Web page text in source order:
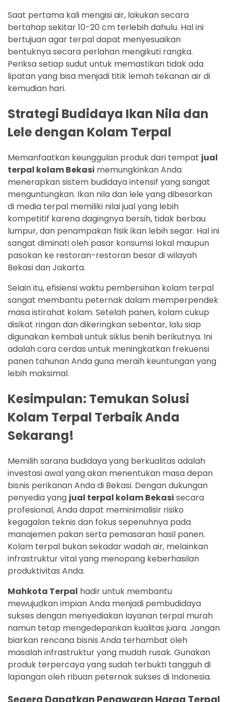
Saat pertama kali mengisi air, lakukan secara
bertahap sekitar 10-20 cm terlebih dahulu. Hal ini
bertujuan agar terpal dapat menyesuaikan
bentuknya secara perlahan mengikuti rangka.
Periksa setiap sudut untuk memastikan tidak ada
lipatan yang bisa menjadi titik lemah tekanan air di
kemudian hari.
Strategi Budidaya Ikan Nila dan
Lele dengan Kolam Terpal
Memanfaatkan keunggulan produk dari tempat jual
terpal kolam Bekasi memungkinkan Anda
menerapkan sistem budidaya intensif yang sangat
menguntungkan. Ikan nila dan lele yang dibesarkan
di media terpal memiliki nilai jual yang lebih
kompetitif karena dagingnya bersih, tidak berbau
lumpur, dan penampakan fisik ikan lebih segar. Hal ini
sangat diminati oleh pasar konsumsi lokal maupun
pasokan ke restoran-restoran besar di wilayah
Bekasi dan Jakarta.
Selain itu, efisiensi waktu pembersihan kolam terpal
sangat membantu peternak dalam memperpendek
masa istirahat kolam. Setelah panen, kolam cukup
disikat ringan dan dikeringkan sebentar, lalu siap
digunakan kembali untuk siklus benih berikutnya. Ini
adalah cara cerdas untuk meningkatkan frekuensi
panen tahunan Anda guna meraih keuntungan yang
lebih maksimal.
Kesimpulan: Temukan Solusi
Kolam Terpal Terbaik Anda
Sekarang!
Memilih sarana budidaya yang berkualitas adalah
investasi awal yang akan menentukan masa depan
bisnis perikanan Anda di Bekasi. Dengan dukungan
penyedia yang jual terpal kolam Bekasi secara
profesional, Anda dapat meminimalisir risiko
kegagalan teknis dan fokus sepenuhnya pada
manajemen pakan serta pemasaran hasil panen.
Kolam terpal bukan sekadar wadah air, melainkan
infrastruktur vital yang menopang keberhasilan
produktivitas Anda.
Mahkota Terpal hadir untuk membantu
mewujudkan impian Anda menjadi pembudidaya
sukses dengan menyediakan layanan terpal murah
namun tetap mengedepankan kualitas juara. Jangan
biarkan rencana bisnis Anda terhambat oleh
masalah infrastruktur yang mudah rusak. Gunakan
produk terpercaya yang sudah terbukti tangguh di
lapangan oleh ribuan peternak sukses di Indonesia.